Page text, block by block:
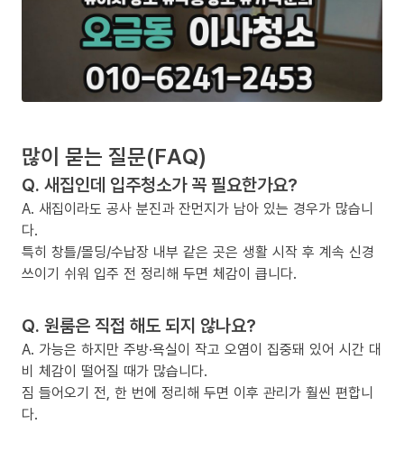
많이 묻는 질문(FAQ)
Q. 새집인데 입주청소가 꼭 필요한가요?
A. 새집이라도 공사 분진과 잔먼지가 남아 있는 경우가 많습니
다.
특히 창틀/몰딩/수납장 내부 같은 곳은 생활 시작 후 계속 신경
쓰이기 쉬워 입주 전 정리해 두면 체감이 큽니다.
Q. 원룸은 직접 해도 되지 않나요?
A. 가능은 하지만 주방·욕실이 작고 오염이 집중돼 있어 시간 대
비 체감이 떨어질 때가 많습니다.
짐 들어오기 전, 한 번에 정리해 두면 이후 관리가 훨씬 편합니
다.